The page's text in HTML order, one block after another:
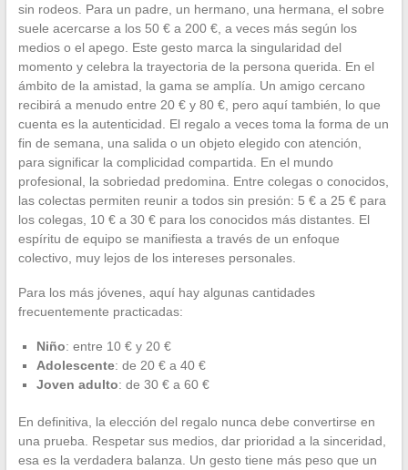
sin rodeos. Para un padre, un hermano, una hermana, el sobre
suele acercarse a los 50 € a 200 €, a veces más según los
medios o el apego. Este gesto marca la singularidad del
momento y celebra la trayectoria de la persona querida. En el
ámbito de la amistad, la gama se amplía. Un amigo cercano
recibirá a menudo entre 20 € y 80 €, pero aquí también, lo que
cuenta es la autenticidad. El regalo a veces toma la forma de un
fin de semana, una salida o un objeto elegido con atención,
para significar la complicidad compartida. En el mundo
profesional, la sobriedad predomina. Entre colegas o conocidos,
las colectas permiten reunir a todos sin presión: 5 € a 25 € para
los colegas, 10 € a 30 € para los conocidos más distantes. El
espíritu de equipo se manifiesta a través de un enfoque
colectivo, muy lejos de los intereses personales.
Para los más jóvenes, aquí hay algunas cantidades
frecuentemente practicadas:
Niño: entre 10 € y 20 €
Adolescente: de 20 € a 40 €
Joven adulto: de 30 € a 60 €
En definitiva, la elección del regalo nunca debe convertirse en
una prueba. Respetar sus medios, dar prioridad a la sinceridad,
esa es la verdadera balanza. Un gesto tiene más peso que un